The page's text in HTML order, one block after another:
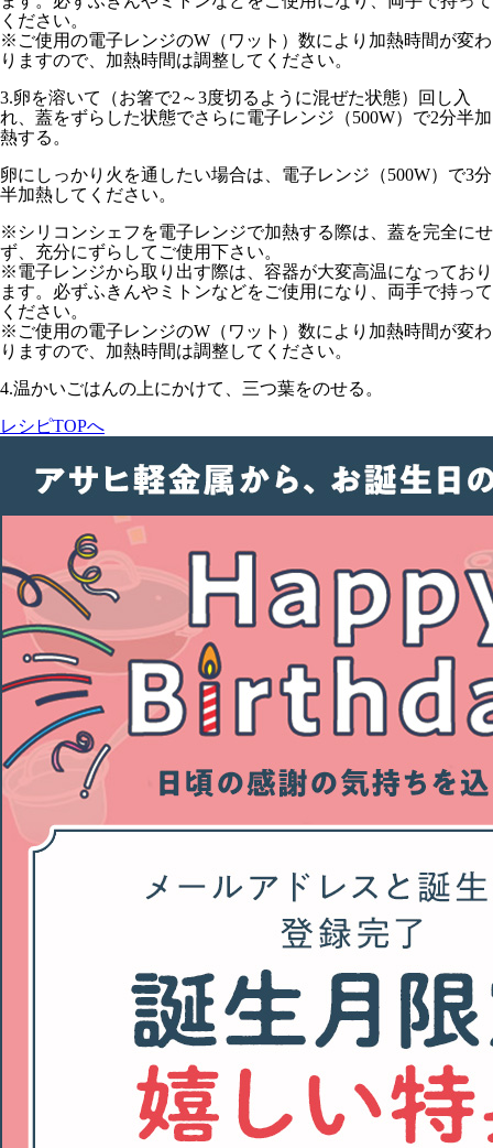
ください。
※ご使用の電子レンジのW（ワット）数により加熱時間が変わ
りますので、加熱時間は調整してください。
3.卵を溶いて（お箸で2～3度切るように混ぜた状態）回し入
れ、 蓋をずらした状態でさらに電子レンジ（500W）で2分半加
熱する。
卵にしっかり火を通したい場合は、 電子レンジ（500W）で3分
半加熱してください。
※シリコンシェフを電子レンジで加熱する際は、蓋を完全にせ
ず、充分にずらしてご使用下さい。
※電子レンジから取り出す際は、容器が大変高温になっており
ます。必ずふきんやミトンなどをご使用になり、両手で持って
ください。
※ご使用の電子レンジのW（ワット）数により加熱時間が変わ
りますので、加熱時間は調整してください。
4.温かいごはんの上にかけて、三つ葉をのせる。
レシピTOPへ